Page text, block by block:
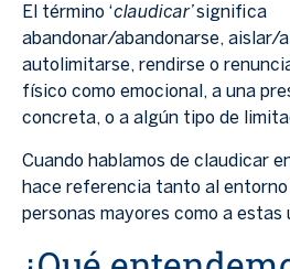
El término ‘claudicar’significa
abandonar/abandonarse, aislar/
autolimitarse, rendirse o
físico como emocional, a una
concreta, o a algún tipo de
Cuando hablamos de claudicar
hace referencia tanto al
personas mayores como a estas